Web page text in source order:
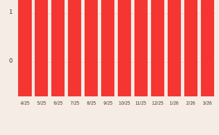
1
0
4/25 5/25 6/25 7/25 8/25 9/25 10/25 11/25 12/25 1/26 2/26 3/26